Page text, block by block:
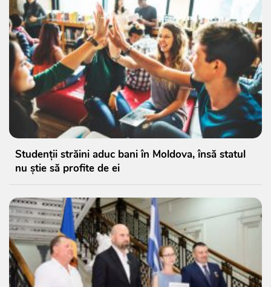
Studenții străini aduc bani în Moldova, însă statul
nu știe să profite de ei